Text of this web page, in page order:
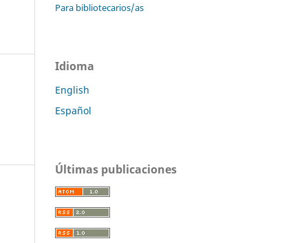
Para bibliotecarios/as
Idioma
English
Español
Últimas publicaciones